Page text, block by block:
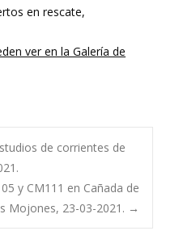
en rescate,
ver en la Galería de
de corrientes de
y CM111 en Cañada de
Mojones, 23-03-2021. →